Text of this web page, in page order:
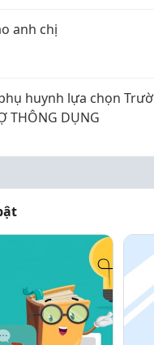
anh chị
huynh lựa chọn
THÔNG DỤNG